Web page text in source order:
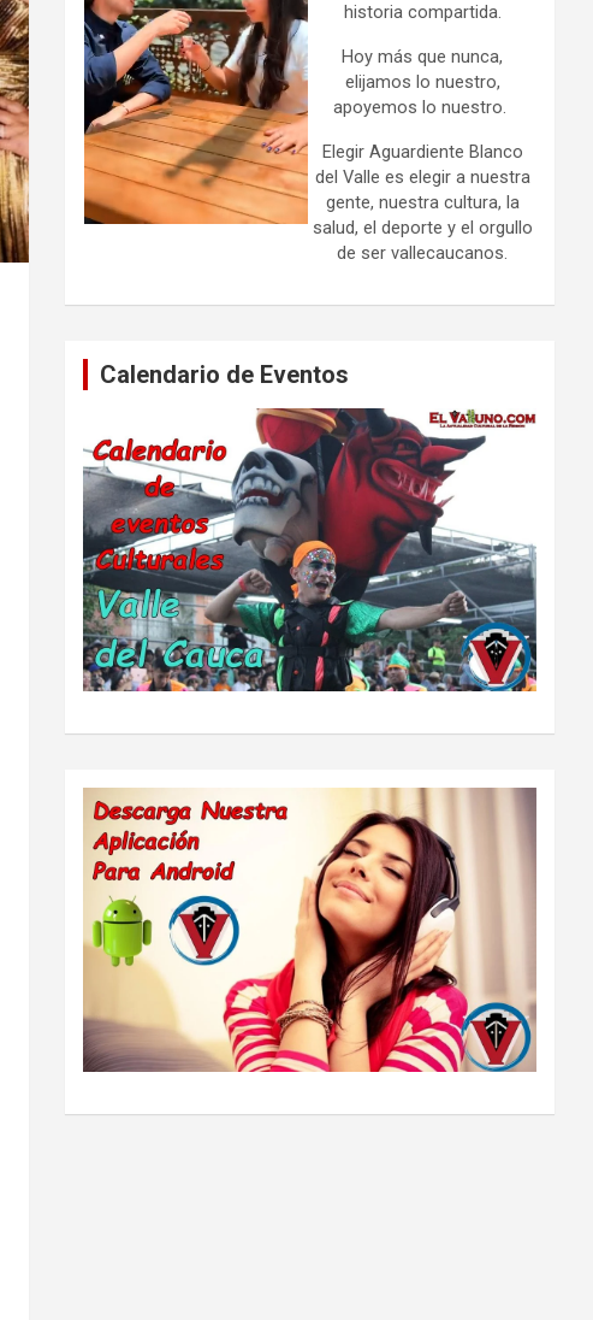
historia compartida.
Hoy más que nunca,
elijamos lo nuestro,
apoyemos lo nuestro.
Elegir Aguardiente Blanco
del Valle es elegir a nuestra
gente, nuestra cultura, la
salud, el deporte y el orgullo
de ser vallecaucanos.
Calendario de Eventos